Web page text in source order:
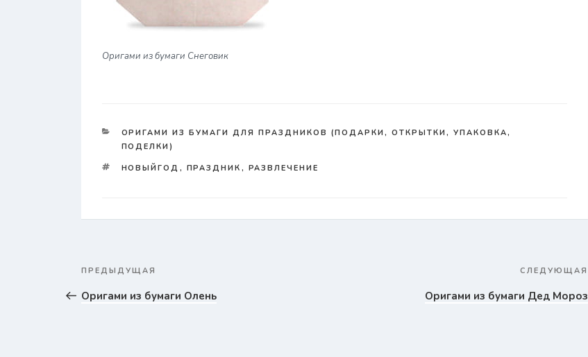
Оригами из бумаги Снеговик
КАТЕГОРИИ
ОРИГАМИ ИЗ БУМАГИ ДЛЯ ПРАЗДНИКОВ (ПОДАРКИ, ОТКРЫТКИ, УПАКОВКА,
ПОДЕЛКИ)
TAGS
НОВЫЙГОД , ПРАЗДНИК , РАЗВЛЕЧЕНИЕ
по
записям
Предыдущая
запись
ПРЕДЫДУЩАЯ
Оригами из бумаги Олень
СЛЕДУЮЩАЯ
Оригами из бумаги Дед Мороз